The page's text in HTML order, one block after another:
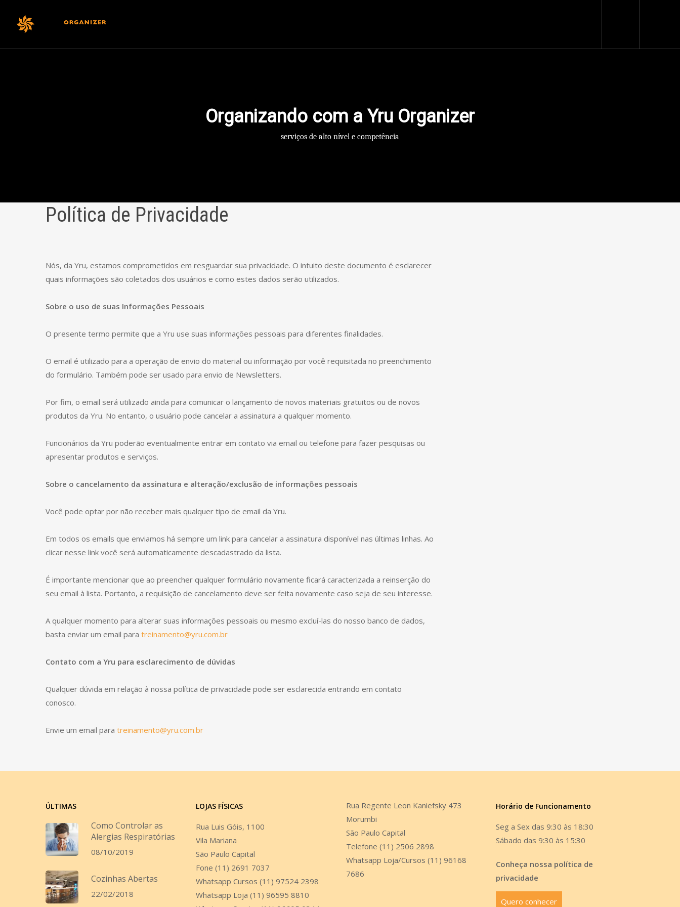
Organizando com a Yru Organizer
serviços de alto nível e competência
Política de Privacidade
Nós, da Yru, estamos comprometidos em resguardar sua privacidade. O intuito deste documento é esclarecer
quais informações são coletados dos usuários e como estes dados serão utilizados.
Sobre o uso de suas Informações Pessoais
O presente termo permite que a Yru use suas informações pessoais para diferentes finalidades.
O email é utilizado para a operação de envio do material ou informação por você requisitada no preenchimento
do formulário. Também pode ser usado para envio de Newsletters.
Por fim, o email será utilizado ainda para comunicar o lançamento de novos materiais gratuitos ou de novos
produtos da Yru. No entanto, o usuário pode cancelar a assinatura a qualquer momento.
Funcionários da Yru poderão eventualmente entrar em contato via email ou telefone para fazer pesquisas ou
apresentar produtos e serviços.
Sobre o cancelamento da assinatura e alteração/exclusão de informações pessoais
Você pode optar por não receber mais qualquer tipo de email da Yru.
Em todos os emails que enviamos há sempre um link para cancelar a assinatura disponível nas últimas linhas. Ao
clicar nesse link você será automaticamente descadastrado da lista.
É importante mencionar que ao preencher qualquer formulário novamente ficará caracterizada a reinserção do
seu email à lista. Portanto, a requisição de cancelamento deve ser feita novamente caso seja de seu interesse.
A qualquer momento para alterar suas informações pessoais ou mesmo excluí-las do nosso banco de dados,
basta enviar um email para treinamento@yru.com.br
Contato com a Yru para esclarecimento de dúvidas
Qualquer dúvida em relação à nossa política de privacidade pode ser esclarecida entrando em contato
conosco.
Envie um email para treinamento@yru.com.br
ÚLTIMAS
Como Controlar as
Alergias Respiratórias
08/10/2019
Cozinhas Abertas
22/02/2018
LOJAS FÍSICAS
Rua Luis Góis, 1100
Vila Mariana
São Paulo Capital
Fone (11) 2691 7037
Whatsapp Cursos (11) 97524 2398
Whatsapp Loja (11) 96595 8810
Rua Regente Leon Kaniefsky 473
Morumbi
São Paulo Capital
Telefone (11) 2506 2898
Whatsapp Loja/Cursos (11) 96168
7686
Horário de Funcionamento
Seg a Sex das 9:30 às 18:30
Sábado das 9:30 às 15:30
Conheça nossa política de
privacidade
Quero conhecer